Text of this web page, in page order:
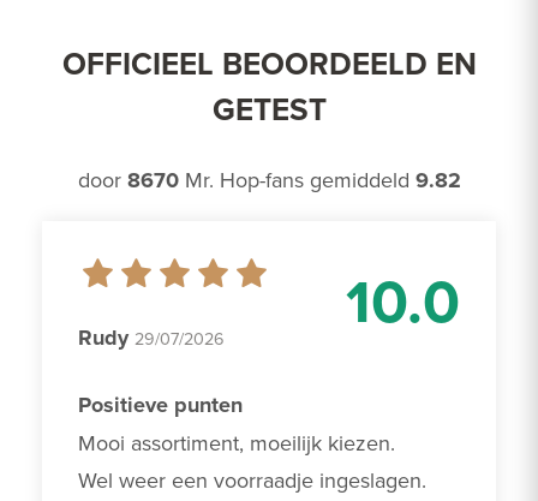
OFFICIEEL BEOORDEELD EN
GETEST
door 8670Mr. Hop-fans gemiddeld 9.82
10.0
Rudy 29/07/2026
Positieve punten
Mooi assortiment, moeilijk kiezen.
Wel weer een voorraadje ingeslagen.